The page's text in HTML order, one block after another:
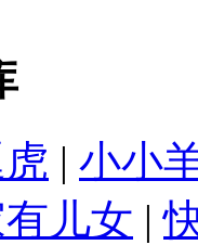
| 小小
儿女 |